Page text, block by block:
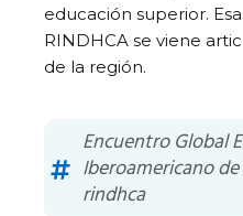
educación superior.
RINDHCA se viene
de la región.
Encuentro Global
Iberoamericano
rindhca